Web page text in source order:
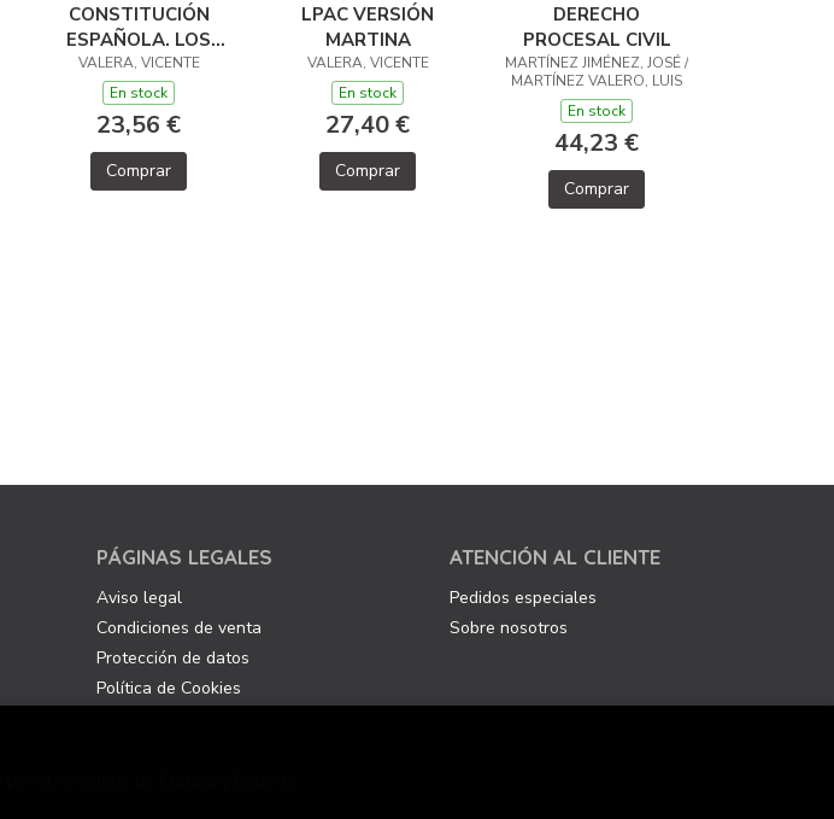
CONSTITUCIÓN
ESPAÑOLA. LOS
ESQUEMAS DE
MARTINA
VALERA, VICENTE
En stock
23,56 €
Comprar
LPAC VERSIÓN
MARTINA
VALERA, VICENTE
En stock
27,40 €
Comprar
DERECHO
PROCESAL CIVIL
MARTÍNEZ JIMÉNEZ, JOSÉ /
MARTÍNEZ VALERO, LUIS
En stock
44,23 €
Comprar
PÁGINAS LEGALES
Aviso legal
Condiciones de venta
Protección de datos
Política de Cookies
ATENCIÓN AL CLIENTE
Pedidos especiales
Sobre nosotros